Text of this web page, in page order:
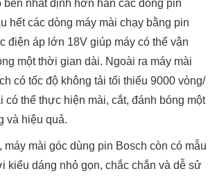
nhất định hơn hẳn các dòng pin
hết các dòng máy mài chạy bằng pin
điện áp lớn 18V giúp máy có thể vận
một thời gian dài. Ngoài ra máy mài
có tốc độ không tải tối thiểu 9000 vòng/
có thể thực hiện mài, cắt, đánh bóng một
và hiệu quả.
máy mài góc dùng pin Bosch còn có mẫu
kiểu dáng nhỏ gọn, chắc chắn và dễ sử